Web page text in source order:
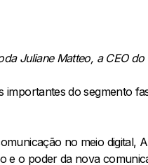
Juliane Matteo, a CEO
importantes do segmento
no meio digital,
e o poder da nova